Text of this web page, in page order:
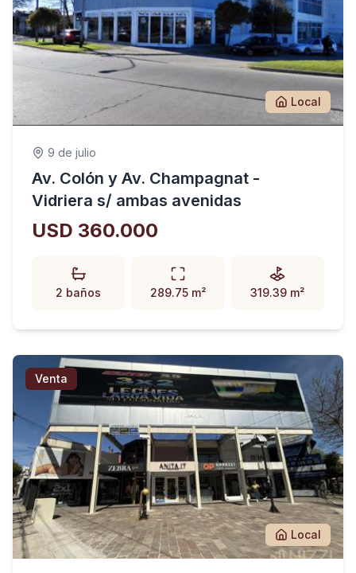
Local
9 de julio
Av. Colón y Av. Champagnat -
Vidriera s/ ambas avenidas
USD 360.000
2 baños 289.75 m² 319.39 m²
Venta
Local